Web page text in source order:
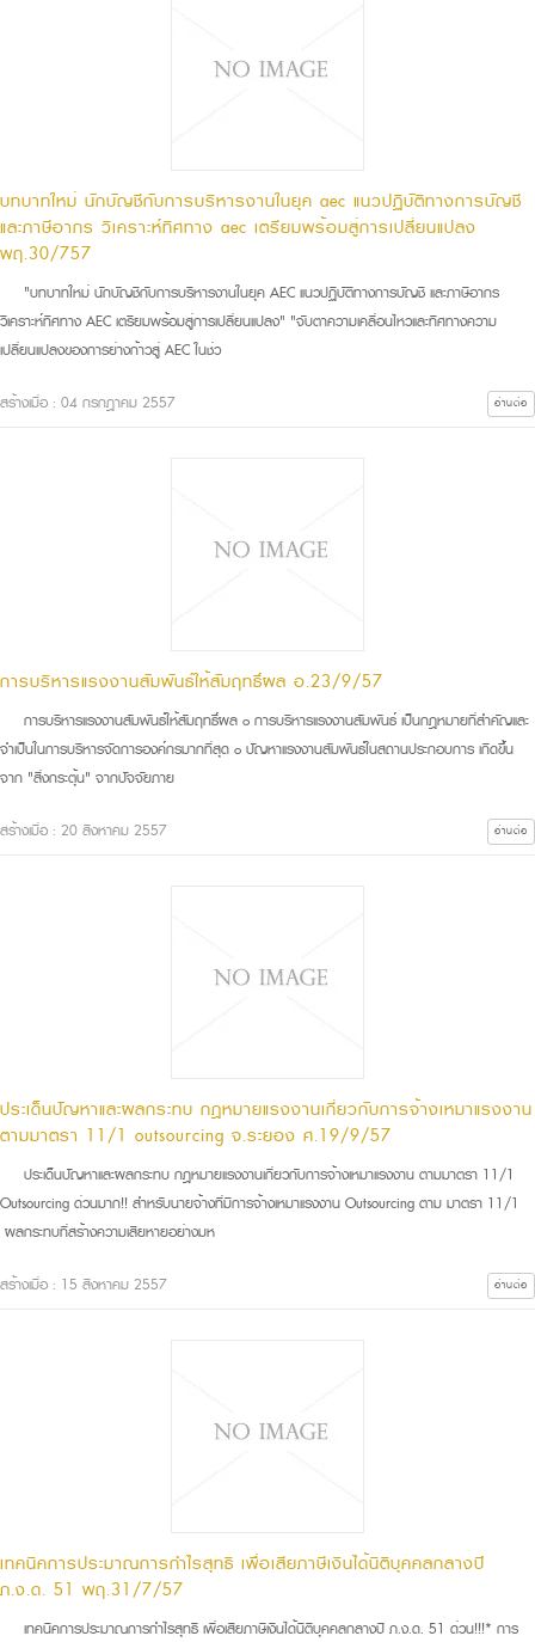
บทบาทใหม่ นักบัญชีกับการบริหารงานในยุค aec แนวปฏิบัติทางการบัญชี
และภาษีอากร วิเคราะห์ทิศทาง aec เตรียมพร้อมสู่การเปลี่ยนแปลง
พฤ.30/757
"บทบาทใหม่ นักบัญชีกับการบริหารงานในยุค AEC แนวปฏิบัติทางการบัญชี และภาษีอากร
วิเคราะห์ทิศทาง AEC เตรียมพร้อมสู่การเปลี่ยนแปลง" "จับตาความเคลื่อนไหวและทิศทางความ
เปลี่ยนแปลงของการย่างก้าวสู่ AEC ในช่ว
สร้างเมื่อ : 04 กรกฎาคม 2557 อ่านต่อ
การบริหารแรงงานสัมพันธ์ให้สัมฤทธิ์ผล อ.23/9/57
การบริหารแรงงานสัมพันธ์ให้สัมฤทธิ์ผล ๐ การบริหารแรงงานสัมพันธ์ เป็นกฎหมายที่สำคัญและ
จำเป็นในการบริหารจัดการองค์กรมากที่สุด ๐ ปัญหาแรงงานสัมพันธ์ในสถานประกอบการ เกิดขึ้น
จาก "สิ่งกระตุ้น" จากปัจจัยภาย
สร้างเมื่อ : 20 สิงหาคม 2557 อ่านต่อ
ประเด็นปัญหาและผลกระทบ กฎหมายแรงงานเกี่ยวกับการจ้างเหมาแรงงาน
ตามมาตรา 11/1 outsourcing จ.ระยอง ศ.19/9/57
ประเด็นปัญหาและผลกระทบ กฎหมายแรงงานเกี่ยวกับการจ้างเหมาแรงงาน ตามมาตรา 11/1
Outsourcing ด่วนมาก!! สำหรับนายจ้างที่มีการจ้างเหมาแรงงาน Outsourcing ตาม มาตรา 11/1
ผลกระทบที่สร้างความเสียหายอย่างมห
สร้างเมื่อ : 15 สิงหาคม 2557 อ่านต่อ
เทคนิคการประมาณการกำไรสุทธิ เพื่อเสียภาษีเงินได้นิติบุคคลกลางปี
ภ.ง.ด. 51 พฤ.31/7/57
เทคนิคการประมาณการกำไรสุทธิ เพื่อเสียภาษีเงินได้นิติบุคคลกลางปี ภ.ง.ด. 51 ด่วน!!!* การ